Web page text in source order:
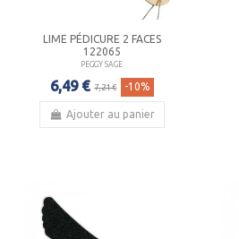
LIME PÉDICURE 2 FACES
122065
PEGGY SAGE
6,49 € 7,21 € -10%
Ajouter au panier